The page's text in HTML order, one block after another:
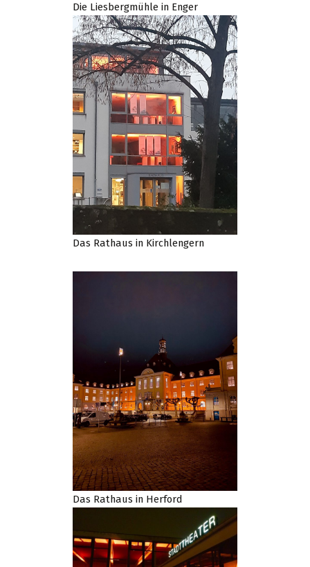
Die Liesbergmühle in Enger
Das Rathaus in Kirchlengern
Das Rathaus in Herford